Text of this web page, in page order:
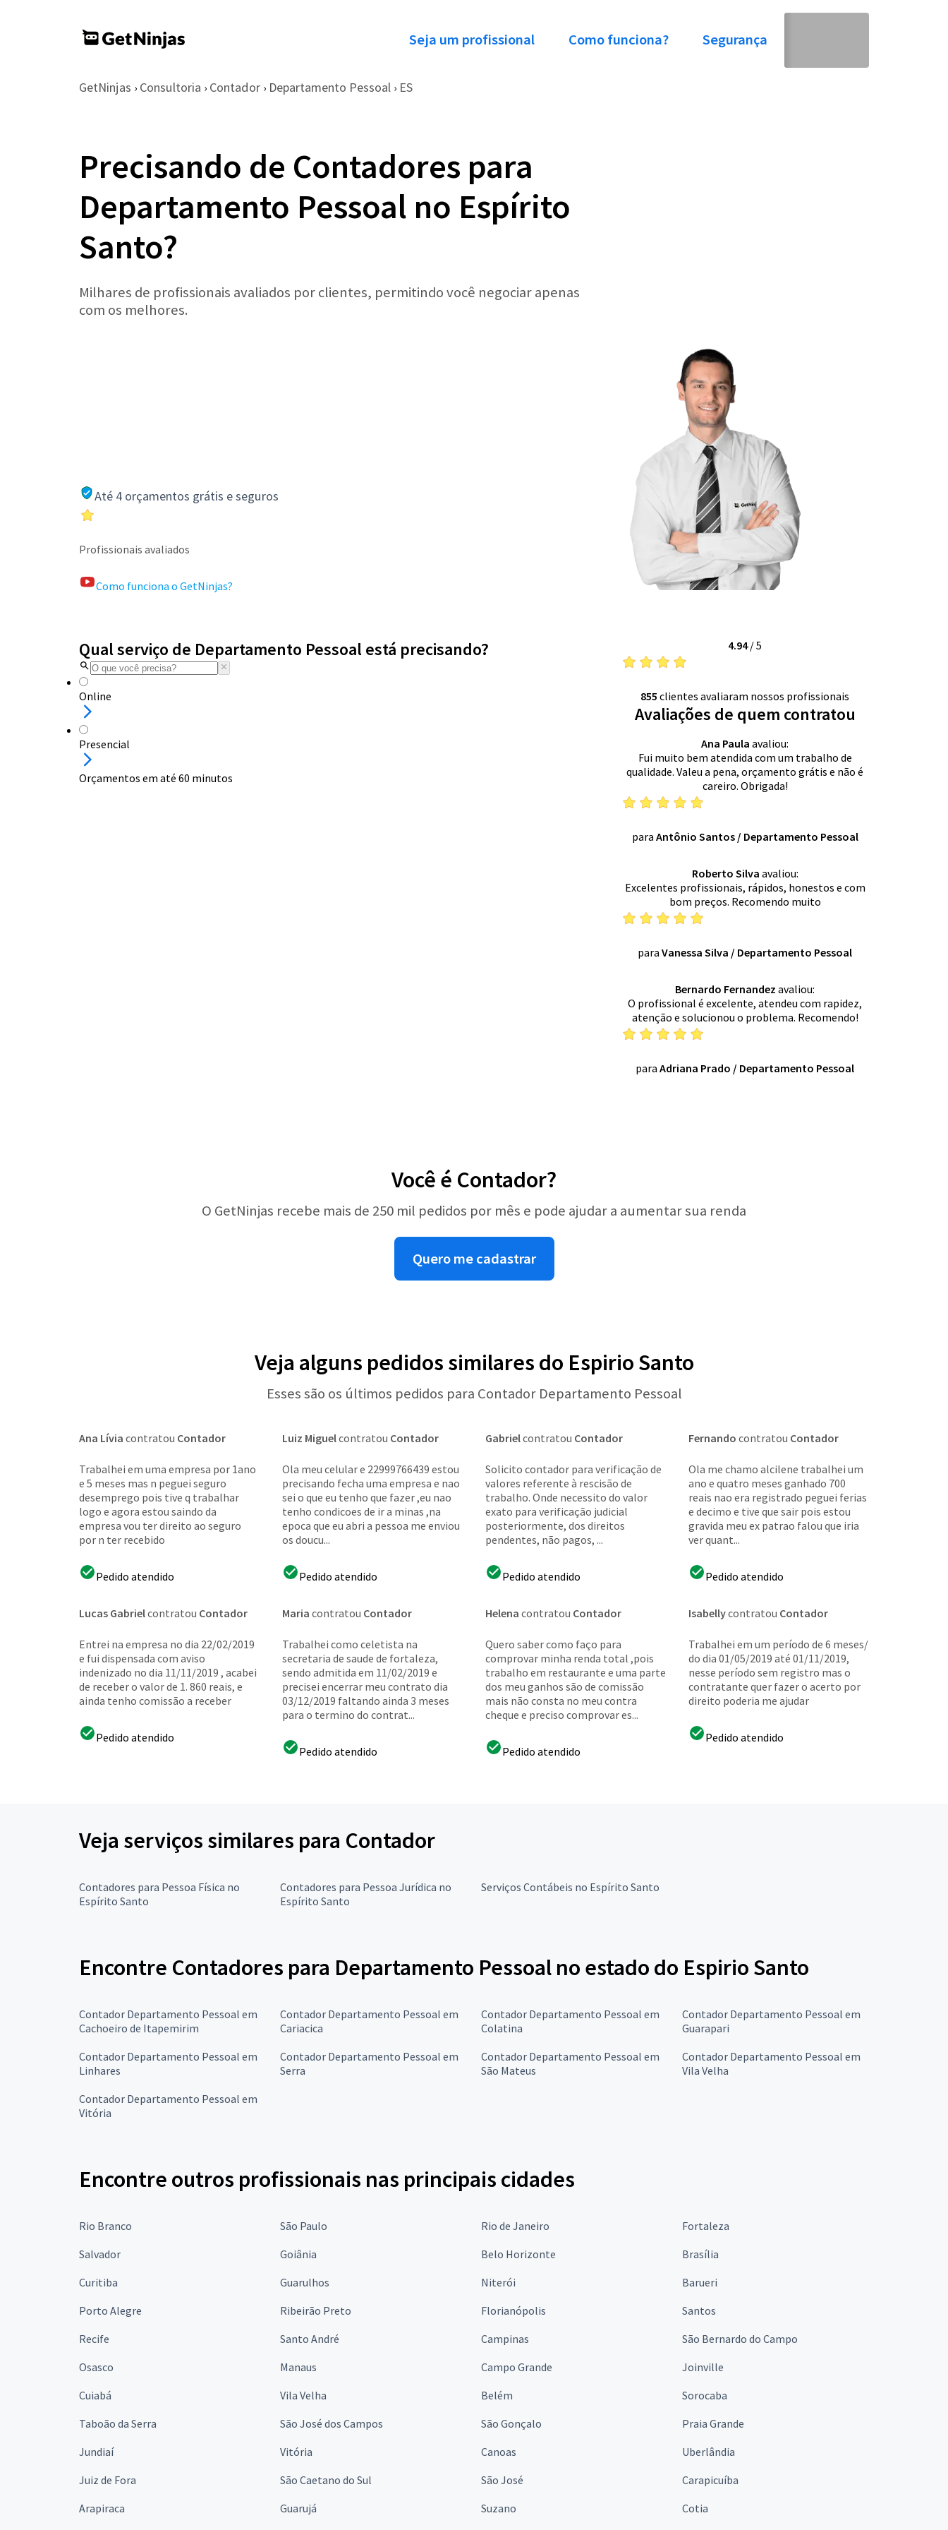
Seja um profissional Como funciona? Segurança
GetNinjas › Consultoria › Contador › Departamento Pessoal › ES
Precisando de Contadores para
Departamento Pessoal no Espírito
Santo?
Milhares de profissionais avaliados por clientes, permitindo você negociar apenas
com os melhores.
Até 4 orçamentos grátis e seguros
Profissionais avaliados
Como funciona o GetNinjas?
Qual serviço de Departamento Pessoal está precisando?
Online
Presencial
Orçamentos em até 60 minutos
4.94/5
855 clientes avaliaram nossos profissionais
Avaliações de quem contratou
Ana Paula avaliou:
Fui muito bem atendida com um trabalho de
qualidade. Valeu a pena, orçamento grátis e não é
careiro. Obrigada!
para Antônio Santos/ Departamento Pessoal
Roberto Silva avaliou:
Excelentes profissionais, rápidos, honestos e com
bom preços. Recomendo muito
para Vanessa Silva / Departamento Pessoal
Bernardo Fernandez avaliou:
O profissional é excelente, atendeu com rapidez,
atenção e solucionou o problema. Recomendo!
para Adriana Prado / Departamento Pessoal
Você é Contador?
O GetNinjas recebe mais de 250 mil pedidos por mês e pode ajudar a aumentar sua renda
Quero me cadastrar
Veja alguns pedidos similares do Espirio Santo
Esses são os últimos pedidos para Contador Departamento Pessoal
Ana Lívia contratou Contador
Trabalhei em uma empresa por 1ano
e 5 meses mas n peguei seguro
desemprego pois tive q trabalhar
logo e agora estou saindo da
empresa vou ter direito ao seguro
por n ter recebido
Pedido atendido
Luiz Miguelcontratou Contador
Ola meu celular e 22999766439 estou
precisando fecha uma empresa e nao
sei o que eu tenho que fazer ,eu nao
tenho condicoes de ir a minas ,na
epoca que eu abri a pessoa me enviou
os doucu...
Pedido atendido
Gabrielcontratou Contador
Solicito contador para verificação de
valores referente à rescisão de
trabalho. Onde necessito do valor
exato para verificação judicial
posteriormente, dos direitos
pendentes, não pagos, ...
Pedido atendido
Fernando contratou Contador
Ola me chamo alcilene trabalhei um
ano e quatro meses ganhado 700
reais nao era registrado peguei ferias
e decimo e tive que sair pois estou
gravida meu ex patrao falou que iria
ver quant...
Pedido atendido
Lucas Gabrielcontratou Contador
Entrei na empresa no dia 22/02/2019
e fui dispensada com aviso
indenizado no dia 11/11/2019 , acabei
de receber o valor de 1. 860 reais, e
ainda tenho comissão a receber
Pedido atendido
Maria contratou Contador
Trabalhei como celetista na
secretaria de saude de fortaleza,
sendo admitida em 11/02/2019 e
precisei encerrar meu contrato dia
03/12/2019 faltando ainda 3 meses
para o termino do contrat...
Pedido atendido
Helena contratou Contador
Quero saber como faço para
comprovar minha renda total ,pois
trabalho em restaurante e uma parte
dos meu ganhos são de comissão
mais não consta no meu contra
cheque e preciso comprovar es...
Pedido atendido
Isabellycontratou Contador
Trabalhei em um período de 6 meses/
do dia 01/05/2019 até 01/11/2019,
nesse período sem registro mas o
contratante quer fazer o acerto por
direito poderia me ajudar
Pedido atendido
Veja serviços similares para Contador
Contadores para Pessoa Física no
Espírito Santo
Contadores para Pessoa Jurídica no
Espírito Santo
Serviços Contábeis no Espírito Santo
Encontre Contadores para Departamento Pessoal no estado do Espirio Santo
Contador Departamento Pessoal em
Cachoeiro de Itapemirim
Contador Departamento Pessoal em
Cariacica
Contador Departamento Pessoal em
Colatina
Contador Departamento Pessoal em
Guarapari
Contador Departamento Pessoal em
Linhares
Contador Departamento Pessoal em
Serra
Contador Departamento Pessoal em
São Mateus
Contador Departamento Pessoal em
Vila Velha
Contador Departamento Pessoal em
Vitória
Encontre outros profissionais nas principais cidades
Rio Branco São Paulo Rio de Janeiro
Fortaleza
Salvador
Goiânia Belo Horizonte
Brasília
Curitiba
Guarulhos Niterói
Barueri
Porto Alegre
Ribeirão Preto Florianópolis
Santos
Recife
Santo André Campinas
São Bernardo do Campo
Osasco
Manaus Campo Grande
Joinville
Cuiabá
Vila Velha Belém
Sorocaba
Taboão da Serra
São José dos Campos São Gonçalo
Praia Grande
Jundiaí
Vitória Canoas
Uberlândia
Juiz de Fora
São Caetano do Sul São José
Carapicuíba
Arapiraca
Guarujá Suzano
Cotia